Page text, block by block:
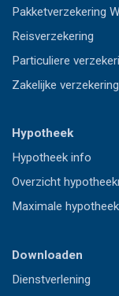
Pakketverzekering
Reisverzekering
Particuliere
Zakelijke
Hypotheek
Hypotheek info
Overzicht
Maximale hypotheek
Downloaden
Dienstverlening